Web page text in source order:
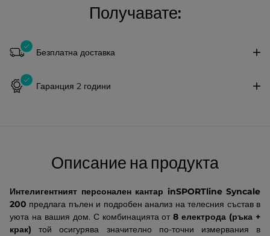
Получавате:
Безплатна доставка
Гаранция 2 години
Описание на продукта
Интелигентният персонален кантар inSPORTline Syncale
200 предлага пълен и подробен анализ на телесния състав в
уюта на вашия дом. С комбинацията от8 електрода (ръка +
крак) той осигурява значително по-точни измервания в